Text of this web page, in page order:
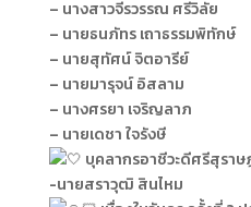
– นางสาวจีรวรรณ ศรีวิลัย
– นายธนภัทร เถาธรรมพิทักษ์
– นายสุทัศน์ จิตอารีย์
– นายมารุจน์ อิสลาม
– นางศรยา เจริญลาภ
– นายเดชา ใจรังษี
บุคลากรอาชีวะดีศรีสุราษ
-นายสราวุฒิ สินไหม